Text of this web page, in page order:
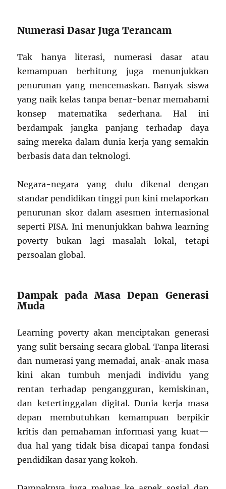
Numerasi Dasar Juga Terancam
Tak hanya literasi, numerasi dasar atau
kemampuan berhitung juga menunjukkan
penurunan yang mencemaskan. Banyak siswa
yang naik kelas tanpa benar-benar memahami
konsep matematika sederhana. Hal ini
berdampak jangka panjang terhadap daya
saing mereka dalam dunia kerja yang semakin
berbasis data dan teknologi.
Negara-negara yang dulu dikenal dengan
standar pendidikan tinggi pun kini melaporkan
penurunan skor dalam asesmen internasional
seperti PISA. Ini menunjukkan bahwa learning
poverty bukan lagi masalah lokal, tetapi
persoalan global.
Dampak pada Masa Depan Generasi
Muda
Learning poverty akan menciptakan generasi
yang sulit bersaing secara global. Tanpa literasi
dan numerasi yang memadai, anak-anak masa
kini akan tumbuh menjadi individu yang
rentan terhadap pengangguran, kemiskinan,
dan ketertinggalan digital. Dunia kerja masa
depan membutuhkan kemampuan berpikir
kritis dan pemahaman informasi yang kuat—
dua hal yang tidak bisa dicapai tanpa fondasi
pendidikan dasar yang kokoh.